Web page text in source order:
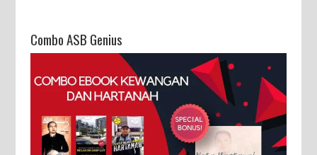
Combo ASB Genius